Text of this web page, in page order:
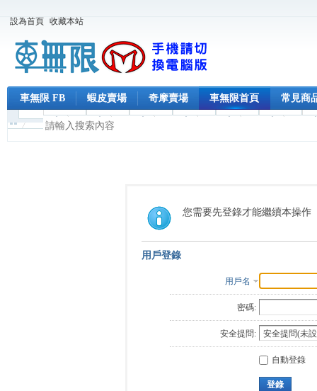
設為首頁 收藏本站
車無限 FB 蝦皮賣場 奇摩賣場 車無限首頁 常見商
您需要先登錄才能繼續本操作
用戶登錄
用戶名
密碼:
安全提問:
自動登錄
登錄